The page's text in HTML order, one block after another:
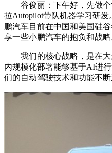
谷俊丽：下午好，先做个
拉Autopilot带队机器学习研
鹏汽车目前在中国和美国硅
享一些小鹏汽车的抱负和战略
我们的核心战略，是在大
内规模化部署能够基于AI进
们的自动驾驶技术和功能不断